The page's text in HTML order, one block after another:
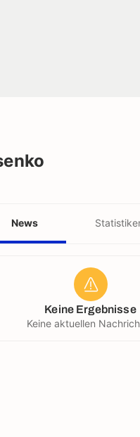
News
Keine Ergebnisse
Keine aktuellen